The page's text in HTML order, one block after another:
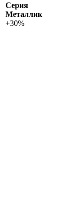
Серия
Металлик
+30%